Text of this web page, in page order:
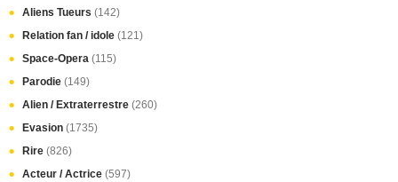
Aliens Tueurs (142)
Relation fan / idole (121)
Space-Opera (115)
Parodie (149)
Alien / Extraterrestre (260)
Evasion (1735)
Rire (826)
Acteur / Actrice (597)